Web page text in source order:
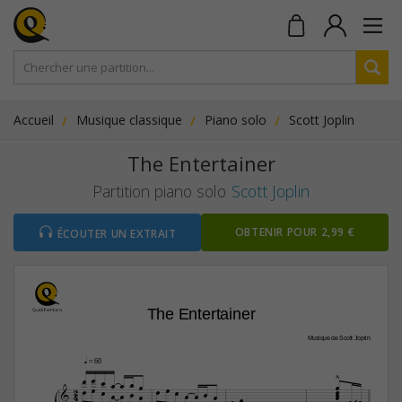
Accueil Musique classique Piano solo Scott Joplin
The Entertainer
Partition piano solo Scott Joplin
ÉCOUTER UN EXTRAIT OBTENIR POUR 2,99 €
The Entertainer
Musique de Scott Joplin
q = 60
2
4


   
              

  